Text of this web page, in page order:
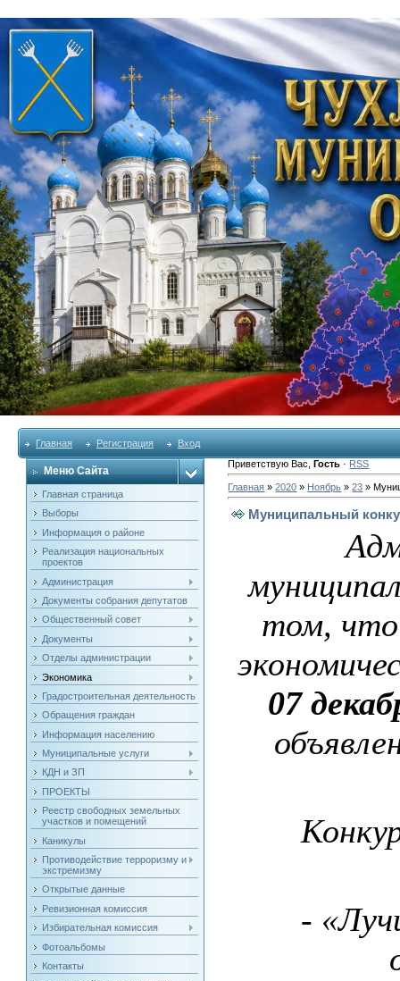
Главная Регистрация Вход
Меню Сайта
Главная страница
Выборы
Информация о районе
Реализация национальных
проектов
Администрация
Документы собрания депутатов
Общественный совет
Документы
Отделы администрации
Экономика
Градостроительная деятельность
Обращения граждан
Информация населению
Муниципальные услуги
КДН и ЗП
ПРОЕКТЫ
Реестр свободных земельных
участков и помещений
Каникулы
Противодействие терроризму и
экстремизму
Открытые данные
Ревизионная комиссия
Избирательная комиссия
Фотоальбомы
Контакты
Приветствую Вас ,Гость · RSS
Главная »2020 » Ноябрь » 23 »
Муниципальный
том, что
07
-